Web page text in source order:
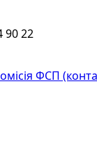
90 22
ФСП